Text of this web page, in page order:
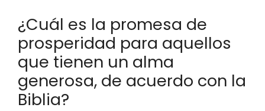
¿Cuál es la promesa de
prosperidad para aquellos
que tienen un alma
generosa, de acuerdo con la
Biblia?